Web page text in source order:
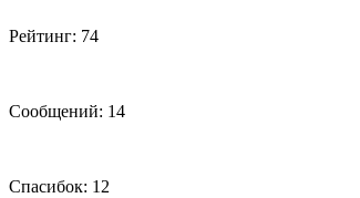
Рейтинг: 74
Сообщений: 14
Спасибок: 12